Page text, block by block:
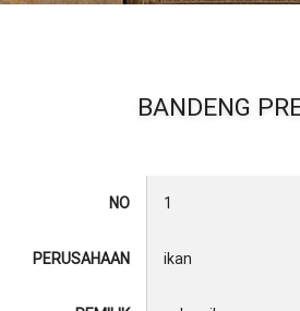
BANDENG
NO
PERUSAHAAN
1
ikan